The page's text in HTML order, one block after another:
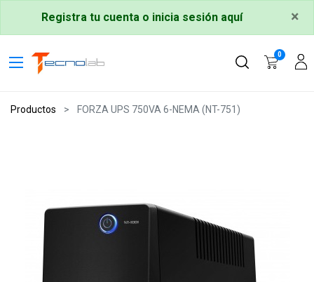
Registra tu cuenta o inicia sesión aquí ×
0
Productos FORZA UPS 750VA 6-NEMA (NT-751)